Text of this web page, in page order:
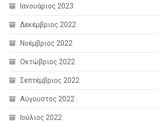
Ιανουάριος 2023
Δεκέμβριος 2022
Νοέμβριος 2022
Οκτώβριος 2022
Σεπτέμβριος 2022
Αύγουστος 2022
Ιούλιος 2022